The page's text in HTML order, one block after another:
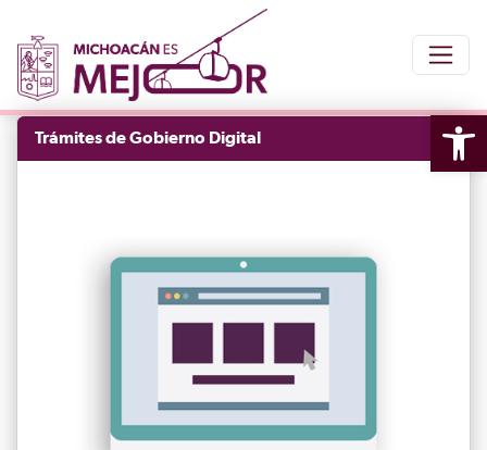
Trámites de Gobierno Digital